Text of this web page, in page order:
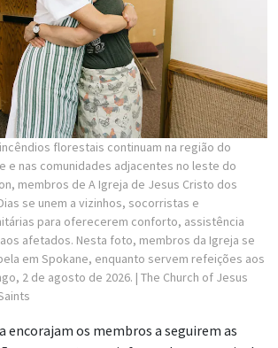
florestais continuam na região do
e nas comunidades adjacentes no leste do
membros de A Igreja de Jesus Cristo dos
se unem a vizinhos, socorristas e
para oferecerem conforto, assistência
afetados. Nesta foto, membros da Igreja se
em Spokane, enquanto servem refeições aos
2 de agosto de 2026. | The Church of Jesus
encorajam os membros a seguirem as